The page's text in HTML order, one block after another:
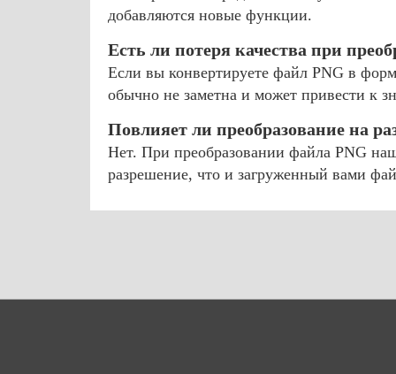
добавляются новые функции.
Есть ли потеря качества при
Если вы конвертируете файл PNG в
обычно не заметна и может привести к
Повлияет ли преобразование на
Нет. При преобразовании файла PNG
разрешение, что и загруженный вами